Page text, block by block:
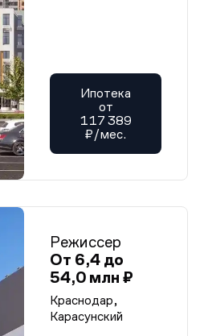
Ипотека
от
117 389
₽/мес.
Режиссер
От 6,4 до
54,0 млн ₽
Краснодар,
Карасунский